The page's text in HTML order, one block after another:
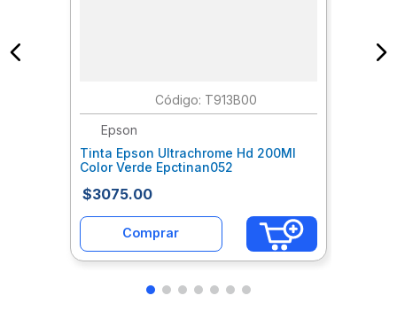
: T913B00
Epson
Tinta Epson Ultrachrome Hd 200Ml
Color Verde Epctinan052
$3075.00
Comprar